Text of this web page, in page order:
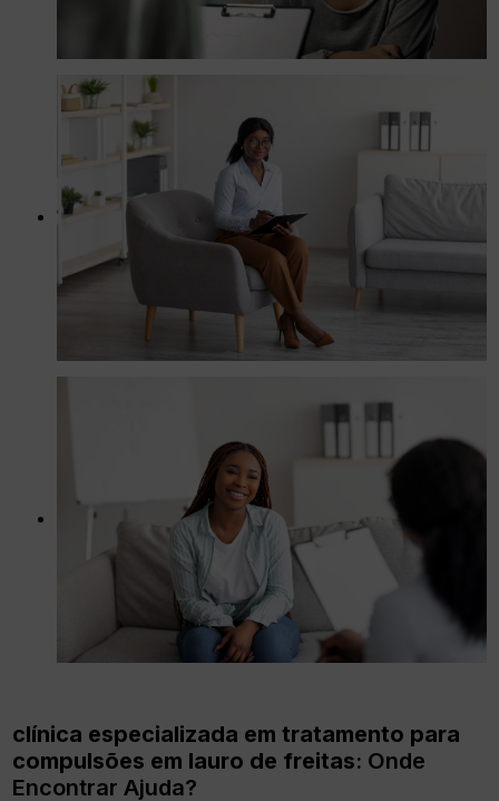
clínica especializada em tratamento para
compulsões em lauro de freitas: Onde
Encontrar Ajuda?